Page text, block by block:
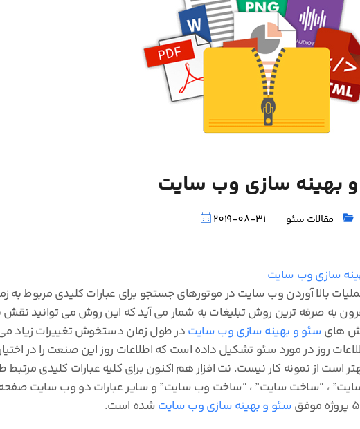
بهینه سازی وب سایت
مقالات سئو 2019-08-31
سازی وب سایت
بالا آوردن وب سایت در موتورهای جستجو برای عبارات کلیدی مربوط
به صرفه ترین روش تبلیغات به شمار می آید که این روش می توانید
هایسئو و بهینه سازی وب سایتدر طول زمان دستخوش تغییرات زیاد
روز در مورد سئو تشکیل داده است که اطلاعات روز این صنعت را در
است از نمونه کار نیست. نت افزار هم اکنون برای کلیه عبارات کلیدی
، “ساخت سایت” ، “ساخت وب سایت” و سایر عبارات دو وب سایت
سئو و بهینه سازی وب سایتشده است.